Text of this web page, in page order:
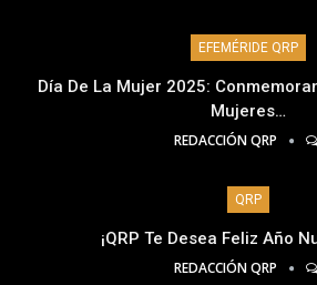
EFEMÉRIDE QRP
Día De La Mujer 2025:
Mujeres…
REDACCIÓN QRP
QRP
¡QRP Te Desea Feliz Año
REDACCIÓN QRP